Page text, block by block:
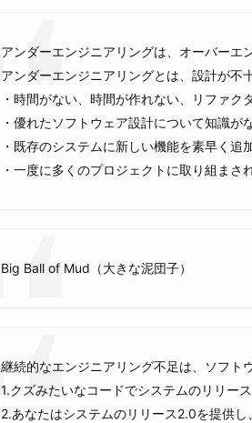
アンダーエンジニアリングは、オーバーエ
アンダーエンジニアリングとは、設計が不
・時間がない、時間が作れない、リファク
・優れたソフトウェア設計について知識がな
・既存のシステムに新しい機能を素早く追
・一度に多くのプロジェクトに取り組まされ
Big Ball of Mud（大きな泥団子）
継続的なエンジニアリング不足は、ソフト
1.クズみたいなコードでシステムのリリー
2.あなたはシステムのリリース2.0を提供し